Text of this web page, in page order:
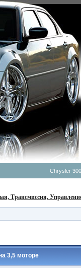
Chrysler
Трансмиссия,
3,5 моторе